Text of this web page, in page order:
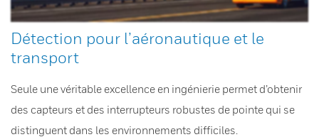
Détection pour l’aéronautique et le
transport
Seule une véritable excellence en ingénierie permet d’obtenir
des capteurs et des interrupteurs robustes de pointe qui se
distinguent dans les environnements difficiles.